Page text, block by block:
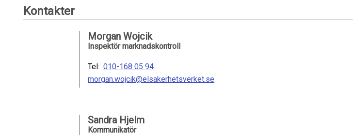
Kontakter
Morgan Wojcik
Inspektör marknadskontroll
Tel: 010-168 05 94
morgan.wojcik@elsakerhetsverket.se
Sandra Hjelm
Kommunikatör